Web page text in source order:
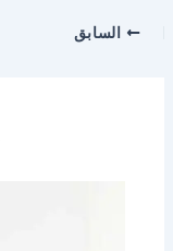
السابق